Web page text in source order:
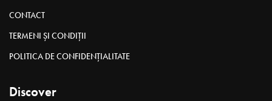
CONTACT
TERMENI ȘI CONDIȚII
POLITICA DE CONFIDENȚIALITATE
Discover